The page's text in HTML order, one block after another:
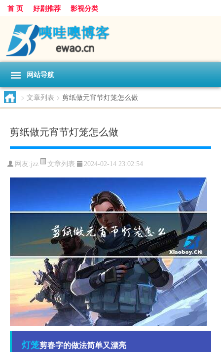
首 页 好剧推荐 影视分类
网站导航
> 文章列表 > 剪纸做元宵节灯笼怎么做
剪纸做元宵节灯笼怎么做
网友:jzz 文章列表 2024-02-14 23:02:54
灯笼剪春字的做法简单又漂亮